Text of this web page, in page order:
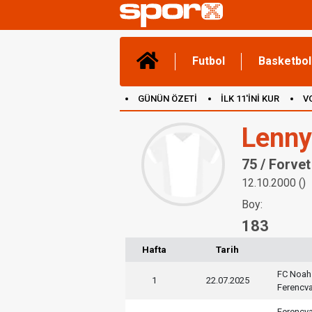
Futbol Basketbol
GÜNÜN ÖZETİ İLK 11'İNİ KUR
75 / Forvet
12.10.2000 ()
Boy:
183
Hafta Tarih
1 22.07.2025
FC Noah